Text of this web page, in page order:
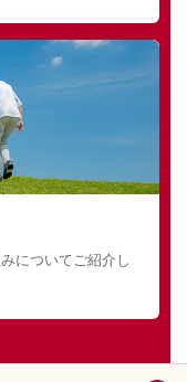
についてご紹介し